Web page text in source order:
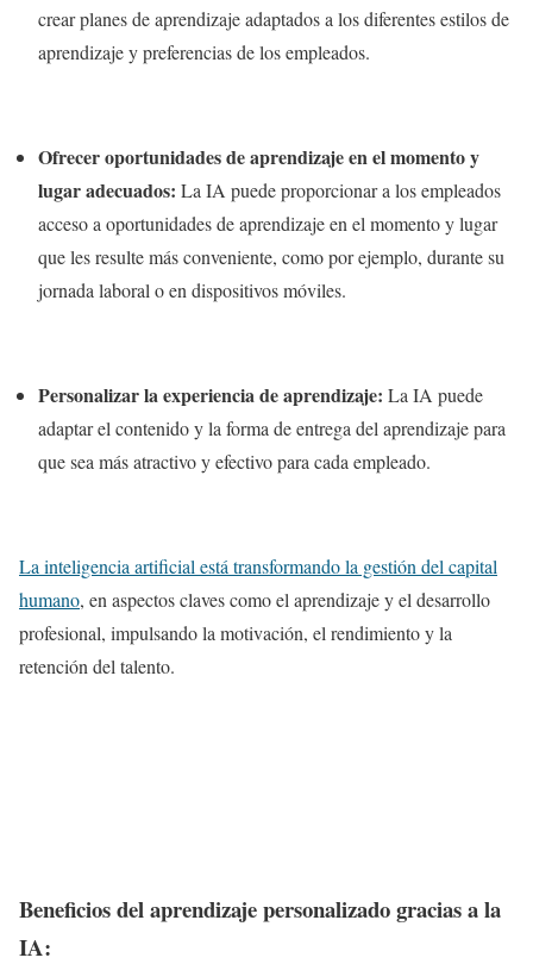
crear planes de aprendizaje adaptados a los diferentes estilos de
aprendizaje y preferencias de los empleados.
Ofrecer oportunidades de aprendizaje en el momento y
lugar adecuados: La IA puede proporcionar a los empleados
acceso a oportunidades de aprendizaje en el momento y lugar
que les resulte más conveniente, como por ejemplo, durante su
jornada laboral o en dispositivos móviles.
Personalizar la experiencia de aprendizaje: La IA puede
adaptar el contenido y la forma de entrega del aprendizaje para
que sea más atractivo y efectivo para cada empleado.
La inteligencia artificial está transformando la gestión del capital
humano, en aspectos claves como el aprendizaje y el desarrollo
profesional, impulsando la motivación, el rendimiento y la
retención del talento.
Beneficios del aprendizaje personalizado gracias a la
IA: